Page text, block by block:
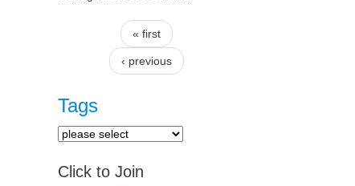
Pages
« first
‹ previous
Tags
Click to Join